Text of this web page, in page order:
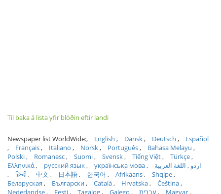
Til baka á lista yfir blöðin eftir landi
Newspaper list WorldWide: English Dansk Deutsch
Español
Français
Italiano Norsk Português
Bahasa Melayu
Polski
Romanesc Suomi Svensk Tiếng Việt
Türkçe
Ελληνικά
русский язык українська мова اردو
اللغة العربية
हिन्दी
中文 日本語 한국어 Afrikaans
Shqipe
Беларуская
Български Català Hrvatska
Čeština
Nederlandse
Eesti Tagalog Galego עברית Magyar